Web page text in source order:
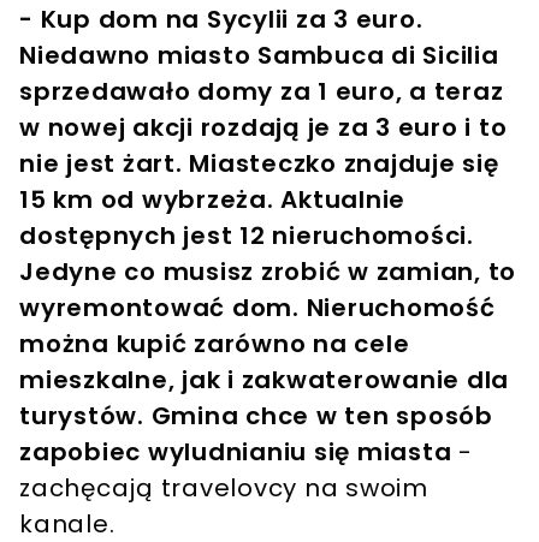
- Kup dom na Sycylii za 3 euro.
Niedawno miasto Sambuca di Sicilia
sprzedawało domy za 1 euro, a teraz
w nowej akcji rozdają je za 3 euro i to
nie jest żart. Miasteczko znajduje się
15 km od wybrzeża. Aktualnie
dostępnych jest 12 nieruchomości.
Jedyne co musisz zrobić w zamian, to
wyremontować dom. Nieruchomość
można kupić zarówno na cele
mieszkalne, jak i zakwaterowanie dla
turystów. Gmina chce w ten sposób
zapobiec wyludnianiu się miasta -
zachęcają travelovcy na swoim
kanale.